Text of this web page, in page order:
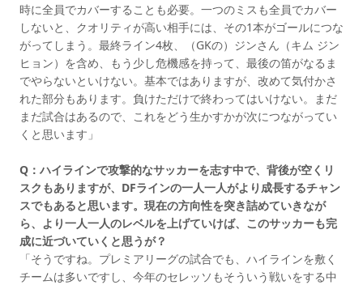
時に全員でカバーすることも必要。一つのミスも全員でカバー
しないと、クオリティが高い相手には、その1本がゴールにつな
がってしまう。最終ライン4枚、（GKの）ジンさん（キム ジン
ヒョン）を含め、もう少し危機感を持って、最後の笛がなるま
でやらないといけない。基本ではありますが、改めて気付かさ
れた部分もあります。負けただけで終わってはいけない。まだ
まだ試合はあるので、これをどう生かすかが次につながってい
くと思います」
Q：ハイラインで攻撃的なサッカーを志す中で、背後が空くリ
スクもありますが、DFラインの一人一人がより成長するチャン
スでもあると思います。現在の方向性を突き詰めていきなが
ら、より一人一人のレベルを上げていけば、このサッカーも完
成に近づいていくと思うが？
「そうですね。プレミアリーグの試合でも、ハイラインを敷く
チームは多いですし、今年のセレッソもそういう戦いをする中